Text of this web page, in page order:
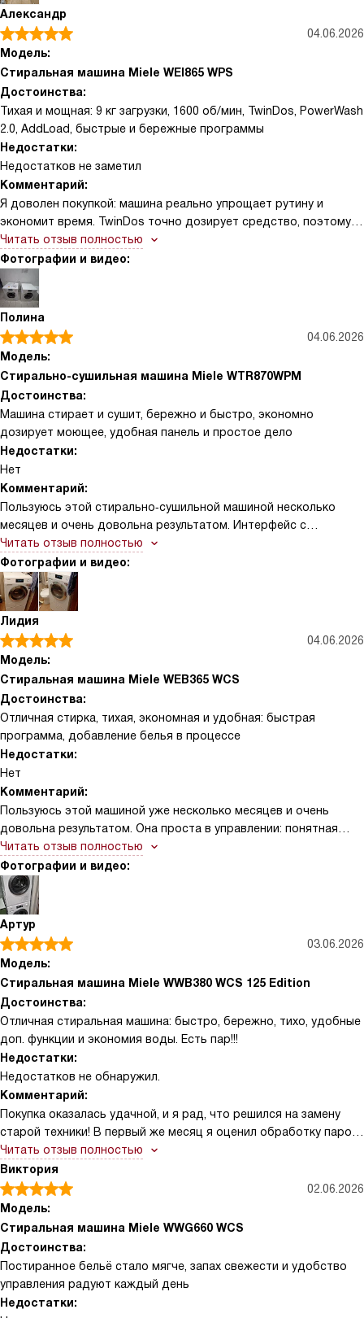
складок. Автоматическая система дозирования моющего
средства экономит расход и избавляет от лишних замеров, а
отдельные капсулы для деликатных типов вещей дают
уверенность, что не передержу с интенсивностью. Шум при
отжиме заметно ниже, чем у старой машины, поэтому можно
запускать даже ночью. Панель управления интуитивная —
легко выбрать режим, есть подсказки по настройкам и
индикаторы времени до окончания. Объём барабана
позволяет стирать большие вещи, но при этом конструкция
отверстий и материал барабана бережно относится к ткани.
Александр
04.06.2026
Модель:
Стиральная машина Miele WEI865 WPS
Достоинства:
Тихая и мощная: 9 кг загрузки, 1600 об/мин, TwinDos, PowerWash
2.0, AddLoad, быстрые и бережные программы
Недостатки:
Недостатков не заметил
Комментарий:
Я доволен покупкой: машина реально упрощает рутину и
экономит время. TwinDos точно дозирует средство, поэтому
бельё всегда чистое, а расход меньше. Быстрые программы и
PowerWash 2.0 справляются с пятнами, а режим 20° хорошо
бережёт цвет. Возможность докладывать вещи AddLoad
выручала не раз! Деликатные режимы аккуратно обращаются с
тонкими тканями и шерстью. DirectSensor понятен, подсветка
барабана помогает при загрузке. Мотор ProfiEco работает
тихо, контроль дисбаланса и защита от протечек внушают
уверенность. В целом — удобный и надёжный прибор
Читать отзыв полностью
Фотографии и видео:
Полина
04.06.2026
Модель:
Стирально-сушильная машина Miele WTR870WPM
Достоинства:
Машина стирает и сушит, бережно и быстро, экономно
дозирует моющее, удобная панель и простое дело
Недостатки:
Нет
Комментарий:
Пользуюсь этой стирально‑сушильной машиной несколько
месяцев и очень довольна результатом. Интерфейс с
наклонной панелью и MTouch понятен с первого раза,
программы логичные — не нужно всё время заглядывать в
инструкцию. Автодозирование TwinDos и капсулы CapDosing
действительно экономят время: раз в неделю залила и забыла
про дозу, вещи всегда отстираны равномерно. Функция
AddLoad один раз спасла меня, когда я вспомнила про
кофточку уже после старта — быстро докинула и продолжила
цикл без проблем
Читать отзыв полностью
Фотографии и видео:
Лидия
04.06.2026
Модель:
Стиральная машина Miele WEB365 WCS
Достоинства:
Отличная стирка, тихая, экономная и удобная: быстрая
программа, добавление белья в процессе
Недостатки:
Нет
Комментарий:
Пользуюсь этой машиной уже несколько месяцев и очень
довольна результатом. Она проста в управлении: понятная
сенсорная панель, чёткие индикации, можно задать отсрочку и
видеть оставшееся время. Загружаю обычно около 5–6 кг
белья, но возможность 8 кг даёт запас на крупные стирки.
Максимальный отжим 1400 об/мин убирает лишнюю влагу, и
сушить вещи стало гораздо быстрее. Особенно выручает
функция добавления белья: однажды забыла детскую
футболку перед стартом — вернулась, открыла и положила,
всё отстиралось как надо
Читать отзыв полностью
Фотографии и видео:
Артур
03.06.2026
Модель:
Стиральная машина Miele WWB380 WCS 125 Edition
Достоинства:
Отличная стиральная машина: быстро, бережно, тихо, удобные
доп. функции и экономия воды. Есть пар!!!
Недостатки:
Недостатков не обнаружил.
Комментарий:
Покупка оказалась удачной, и я рад, что решился на замену
старой техники! В первый же месяц я оценил обработку паром
— рубашки реально легче разглаживать после стирки, глажка
занимает меньше времени, а утром это просто спасение! Я не
люблю перерывы на стирку, поэтому функция дозагрузки
AddLoad стала постоянным помощником: пару раз забывал
носок или спортивную майку, вернулся — добавил белье, и всё
Как отец двух детей, часто использую экспресс-программу
для спортивной формы — экономия времени заметна, и вещи
выходят свежее. Капсулы CapDosing пробовал на деликатных
Читать отзыв полностью
Виктория
02.06.2026
Модель:
Стиральная машина Miele WWG660 WCS
Достоинства:
Постиранное бельё стало мягче, запах свежести и удобство
управления радуют каждый день
Недостатки: